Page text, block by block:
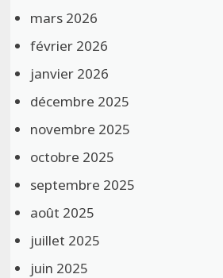
mars 2026
février 2026
janvier 2026
décembre 2025
novembre 2025
octobre 2025
septembre 2025
août 2025
juillet 2025
juin 2025